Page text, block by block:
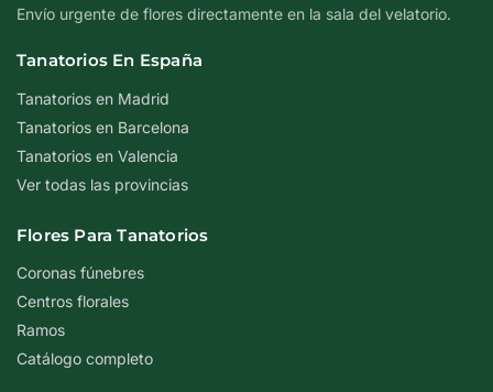
Envío urgente de flores directamente en la sala del velatorio.
Tanatorios En España
Tanatorios en Madrid
Tanatorios en Barcelona
Tanatorios en Valencia
Ver todas las provincias
Flores Para Tanatorios
Coronas fúnebres
Centros florales
Ramos
Catálogo completo